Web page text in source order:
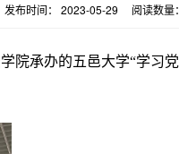
发布时间： 2023-05-29 阅读数量：
院承办的五邑大学“学习